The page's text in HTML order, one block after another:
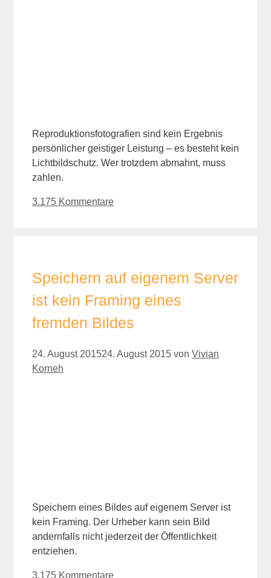
Reproduktionsfotografien sind kein Ergebnis
persönlicher geistiger Leistung – es besteht kein
Lichtbildschutz. Wer trotzdem abmahnt, muss
zahlen.
3.175 Kommentare
Speichern auf eigenem Server
ist kein Framing eines
fremden Bildes
24. August 201524. August 2015 von Vivian
Korneh
Speichern eines Bildes auf eigenem Server ist
kein Framing. Der Urheber kann sein Bild
andernfalls nicht jederzeit der Öffentlichkeit
entziehen.
3.175 Kommentare